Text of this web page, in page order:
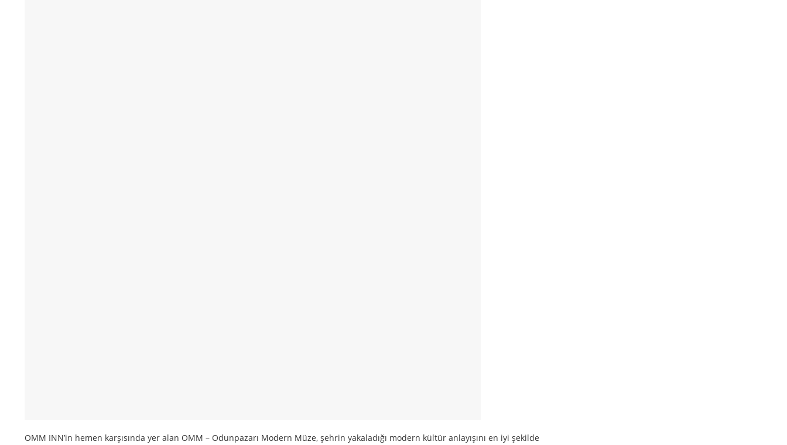
OMM INN’in hemen karşısında yer alan OMM – Odunpazarı Modern Müze, şehrin yakaladığı modern kültür anlayışını en iyi şekilde